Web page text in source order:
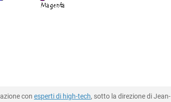
con esperti di high-tech, sotto la direzione di Jean-